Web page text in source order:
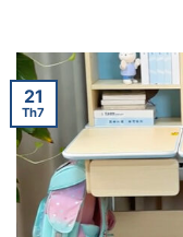
21
Th7